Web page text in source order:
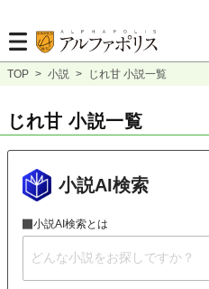
TOP > 小説 > じれ甘 小説一覧
じれ甘 小説一覧
小説AI検索
小説AI検索とは